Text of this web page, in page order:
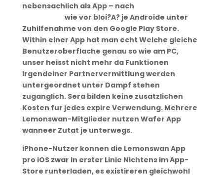
nebensachlich als App – nach
wie vor bloi?A? je Androide unter
Zuhilfenahme von den Google Play Store.
Within einer App hat man echt Welche gleiche
Benutzeroberflache genau so wie am PC,
unser heisst nicht mehr da Funktionen
irgendeiner Partnervermittlung werden
untergeordnet unter Dampf stehen
zuganglich. Sera bilden keine zusatzlichen
Kosten fur jedes expire Verwendung. Mehrere
Lemonswan-Mitglieder nutzen Wafer App
wanneer Zutat je unterwegs.
iPhone-Nutzer konnen die Lemonswan App
pro iOS zwar in erster Linie Nichtens im App-
Store runterladen, es existireren gleichwohl